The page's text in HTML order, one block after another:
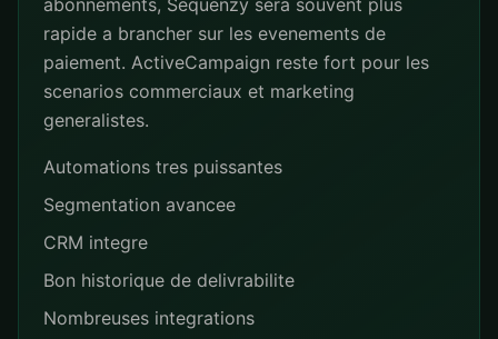
abonnements, Sequenzy sera souvent plus
rapide a brancher sur les evenements de
paiement. ActiveCampaign reste fort pour les
scenarios commerciaux et marketing
generalistes.
Automations tres puissantes
Segmentation avancee
CRM integre
Bon historique de delivrabilite
Nombreuses integrations